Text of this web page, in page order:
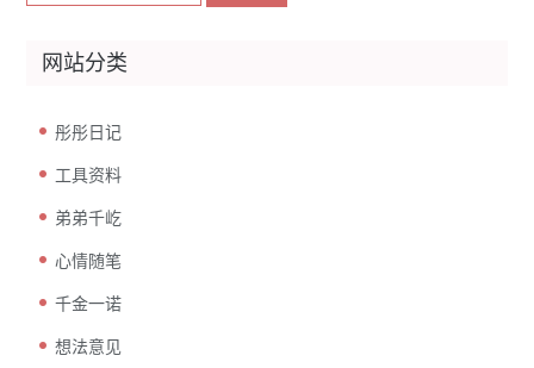
网站分类
彤彤日记
工具资料
弟弟千屹
心情随笔
千金一诺
想法意见